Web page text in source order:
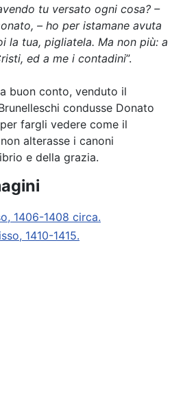
tu versato ogni cosa? –
– ho per istamane avuta
la tua, pigliatela. Ma non più: a
ed a me i contadini”.
buon conto, venduto il
condusse Donato
fargli vedere come il
alterasse i canoni
e della grazia.